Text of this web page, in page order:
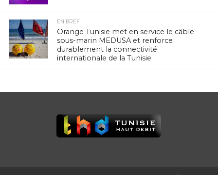
EN BREF
Orange Tunisie met en service le câble
sous-marin MEDUSA et renforce
durablement la connectivité
internationale de la Tunisie